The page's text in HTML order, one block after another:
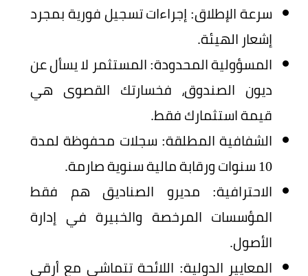
سرعة الإطلاق: إجراءات تسجيل فورية بمجرد
إشعار الهيئة.
المسؤولية المحدودة: المستثمر لا يسأل عن
ديون الصندوق، فخسارتك القصوى هي
قيمة استثمارك فقط.
الشفافية المطلقة: سجلات محفوظة لمدة
10 سنوات ورقابة مالية سنوية صارمة.
الاحترافية: مديرو الصناديق هم فقط
المؤسسات المرخصة والخبيرة في إدارة
الأصول.
المعايير الدولية: اللائحة تتماشى مع أرقى